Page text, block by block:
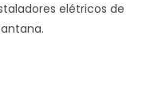
elétricos de